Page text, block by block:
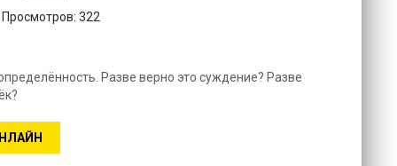
322
Разве верно это суждение? Разве